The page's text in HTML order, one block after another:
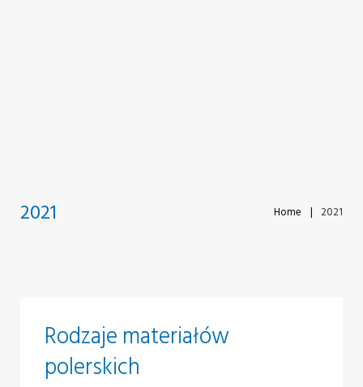
2021 Home | 2021
Rok:
2021
Rodzaje materiałów
polerskich